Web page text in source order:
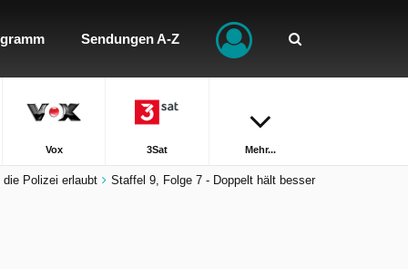
Sendungen A-Z
Vox 3Sat Mehr...
Polizei erlaubt Staffel 9, Folge 7 - Doppelt hält besser